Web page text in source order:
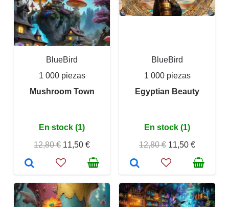
BlueBird
1 000 piezas
Mushroom Town
En stock (1)
12,80 € 11,50 €
BlueBird
1 000 piezas
Egyptian Beauty
En stock (1)
12,80 € 11,50 €